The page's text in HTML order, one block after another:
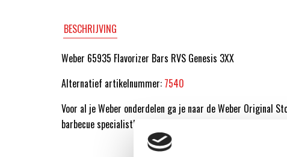
BESCHRIJVING
Weber 65935 Flavorizer Bars RVS Genesis 3XX
Alternatief artikelnummer: 7540
Voor al je Weber onderdelen ga je naar de Weber Original
barbecue specialist!